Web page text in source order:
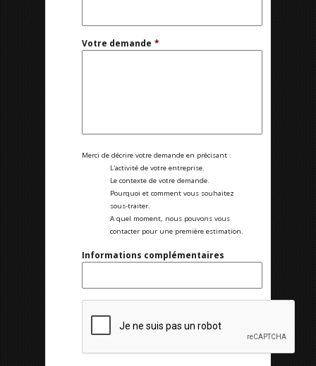
Votre demande *
Merci de décrire votre demande en précisant :
L'activité de votre entreprise.
Le contexte de votre demande.
Pourquoi et comment vous souhaitez
sous-traiter.
A quel moment, nous pouvons vous
contacter pour une première estimation.
Informations complémentaires